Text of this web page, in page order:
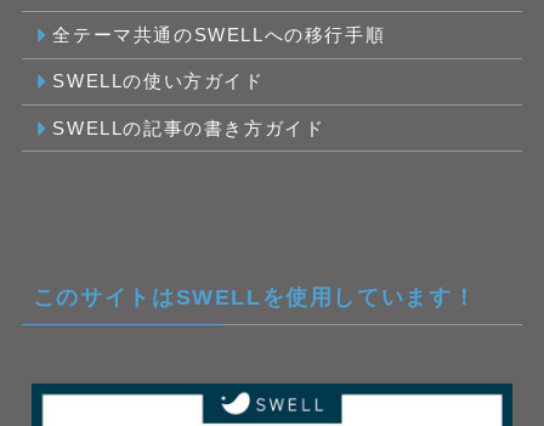
全テーマ共通のSWELLへの移行手順
SWELLの使い方ガイド
SWELLの記事の書き方ガイド
このサイトはSWELLを使用しています！